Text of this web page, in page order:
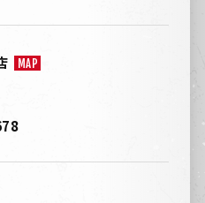
MAP